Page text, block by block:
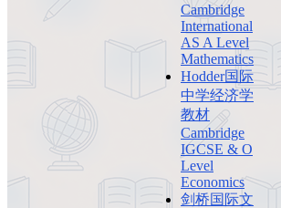
Cambridge
International
AS A Level
Mathematics
Hodder国际
中学经济学
教材
Cambridge
IGCSE & O
Level
Economics
剑桥国际文